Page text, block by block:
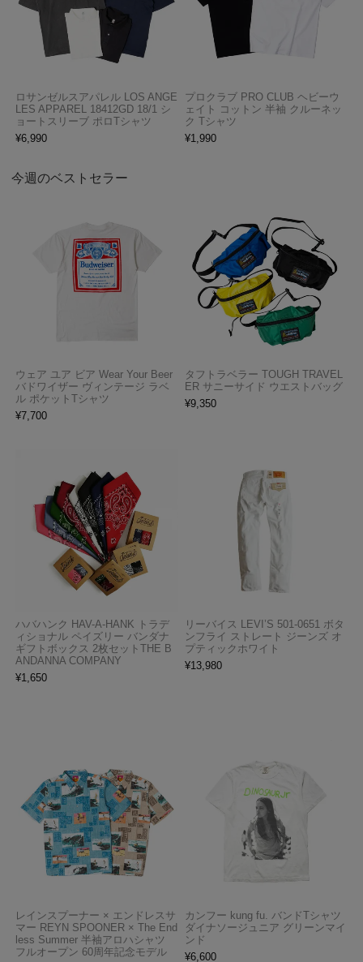
ロサンゼルスアパレル LOS ANGE
LES APPAREL 18412GD 18/1 シ
ョートスリーブ ポロTシャツ
¥6,990
プロクラブ PRO CLUB ヘビーウ
ェイト コットン 半袖 クルーネッ
ク Tシャツ
¥1,990
今週のベストセラー
ウェア ユア ビア Wear Your Beer
バドワイザー ヴィンテージ ラベ
ル ポケットTシャツ
¥7,700
タフトラベラー TOUGH TRAVEL
ER サニーサイド ウエストバッグ
¥9,350
ハバハンク HAV-A-HANK トラデ
ィショナル ペイズリー バンダナ
ギフトボックス 2枚セットTHE B
ANDANNA COMPANY
¥1,650
リーバイス LEVI’S 501-0651 ボタ
ンフライ ストレート ジーンズ オ
プティックホワイト
¥13,980
レインスプーナー × エンドレスサ
マー REYN SPOONER × The End
less Summer 半袖アロハシャツ
フルオープン 60周年記念モデル
カンフー kung fu. バンドTシャツ
ダイナソージュニア グリーンマイ
ンド
¥6,600